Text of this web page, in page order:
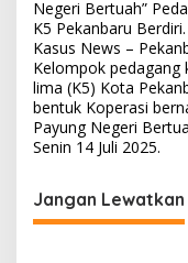
v
i
g
a
s
i
p
Negeri Bertuah”
K5 Pekanbaru
Kasus News –
Kelompok pedagang
lima (K5) Kota
bentuk Koperasi
Payung Negeri
Senin 14 Juli 2025.
Jangan Lewatkan